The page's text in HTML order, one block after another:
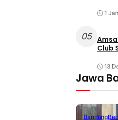
1
05
Club
13
Jawa
Bandung